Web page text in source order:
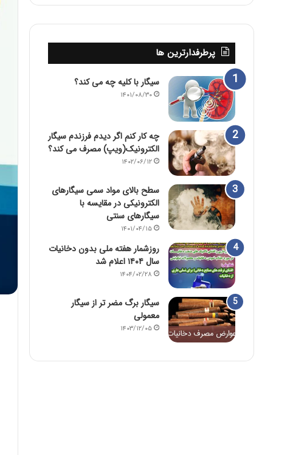
پرطرفدارترین ها
سیگار با کلیه چه می کند؟
۱۴۰۱/۰۸/۳۰
چه کار کنم اگر دیدم فرزندم سیگار
الکترونیک(ویپ) مصرف می کند؟
۱۴۰۲/۰۶/۱۲
سطح بالای مواد سمی سیگارهای
الکترونیکی در مقایسه با
سیگارهای سنتی
۱۴۰۱/۰۴/۱۵
روزشمار هفته ملی بدون دخانیات
سال ۱۴۰۴ اعلام شد
۱۴۰۴/۰۲/۲۸
سیگار برگ مضر تر از سیگار
معمولی
۱۴۰۳/۱۲/۰۵